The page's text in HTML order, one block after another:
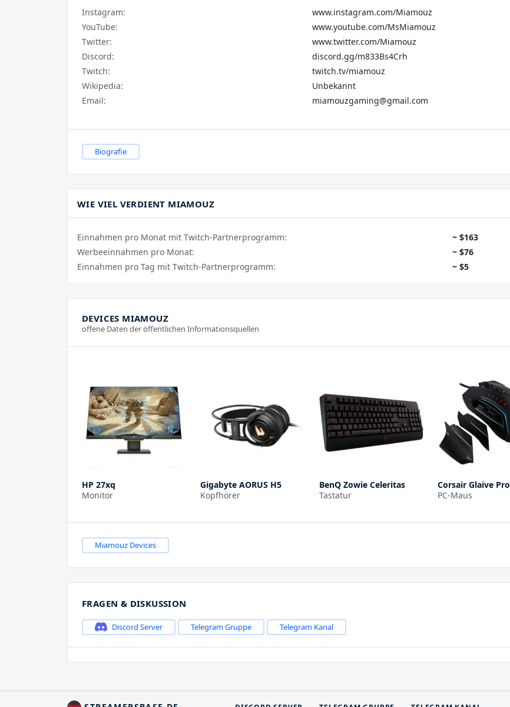
Instagram:
www.instagram.com/Miamouz
YouTube:
www.youtube.com/MsMiamouz
Twitter:
www.twitter.com/Miamouz
Discord:
discord.gg/m833Bs4Crh
Twitch:
twitch.tv/miamouz
Wikipedia:
Unbekannt
Email:
miamouzgaming@gmail.com
Biografie
WIE VIEL VERDIENT MIAMOUZ
Einnahmen pro Monat mit Twitch-Partnerprogramm:
~ $163
Werbeeinnahmen pro Monat:
~ $76
Einnahmen pro Tag mit Twitch-Partnerprogramm:
~ $5
DEVICES MIAMOUZ
offene Daten der öffentlichen Informationsquellen
HP 27xq
Monitor
Gigabyte AORUS H5
Kopfhörer
BenQ Zowie Celeritas
Tastatur
Corsair Glaive Pro
PC-Maus
Miamouz Devices
FRAGEN & DISKUSSION
Discord Server Telegram Gruppe Telegram Kanal